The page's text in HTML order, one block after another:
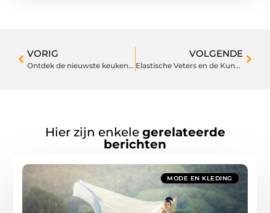
VORIG
Ontdek de nieuwste keukentrends in de keukenshowroom nabij Tilburg
VOLGENDE
Elastische Veters en de Kunst van de Diamond Rijgmethode
Hier zijn enkele gerelateerde
berichten
MODE EN KLEDING